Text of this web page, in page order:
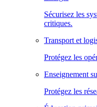
Sécurisez les
critiques.
Transport et
Protégez les
Enseignement
Protégez les